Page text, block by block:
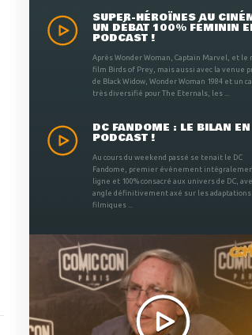
SUPER-HÉROÏNES AU
UN DÉBAT 100% FÉMININ
PODCAST !
Après Wonder Woman, Captain Marvel, et le
film Birds of Prey, mais aussi avec la venue
de Black Widow, Wonder Woman 1984 et un
très diversifié pour The Eternals, les ...
DC FANDOME : LE BILAN EN
PODCAST !
Au cours du weekend passé se tenait le DC
Fandome, premier évènement
ligne et 100% consacré aux univers de DC,
angle définitivement axé sur les adaptations
filmiques ...